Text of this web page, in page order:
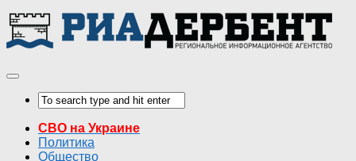
СВО на Украине
Политика
Общество